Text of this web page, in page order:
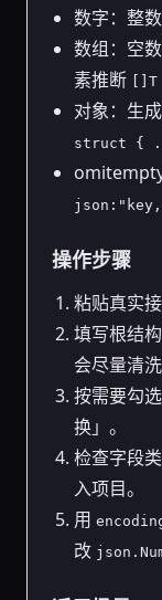
数字：整
数组：空
素推断 []T
对象：生
struct {
操作步骤
粘贴真实
填写根结
会尽量清洗
按需要勾
换」。
检查字段
入项目。
用
改